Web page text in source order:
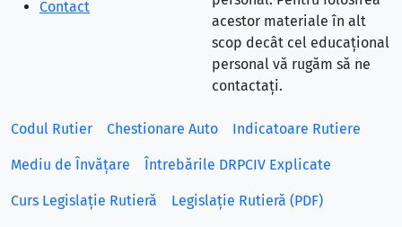
Contact
acestor materiale în alt
scop decât cel educațional
personal vă rugăm să ne
contactați.
Codul Rutier Chestionare Auto Indicatoare Rutiere
Mediu de Învățare Întrebările DRPCIV Explicate
Curs Legislație Rutieră Legislație Rutieră (PDF)